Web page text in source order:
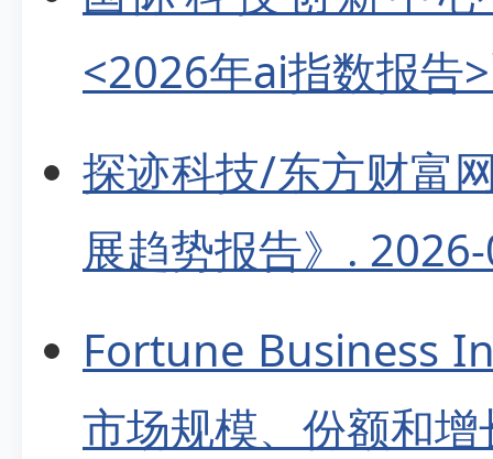
<2026年ai指数报告
探迹科技/东方财富
展趋势报告》.
Fortune Business
市场规模、份额和